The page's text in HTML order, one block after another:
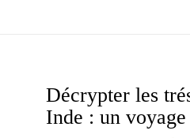
Décrypter les
Inde : un voyage